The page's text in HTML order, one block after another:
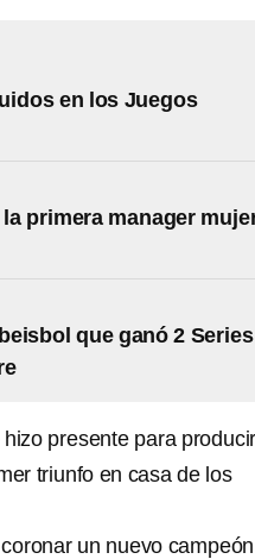
en los Juegos
primera manager
que ganó 2 Series
presente para
triunfo en casa de los
un nuevo